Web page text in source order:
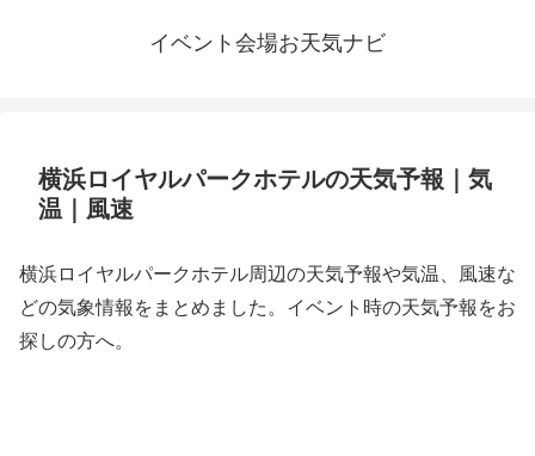
イベント会場お天気ナビ
横浜ロイヤルパークホテルの天気予報｜気
温｜風速
横浜ロイヤルパークホテル周辺の天気予報や気温、風速な
どの気象情報をまとめました。イベント時の天気予報をお
探しの方へ。